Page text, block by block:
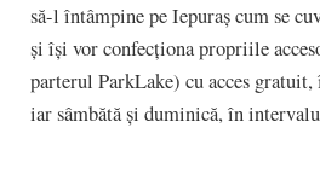
să-l întâmpine pe Iepuraș cum se
și își vor confecționa propriile
parterul ParkLake) cu acces
iar sâmbătă și duminică, în